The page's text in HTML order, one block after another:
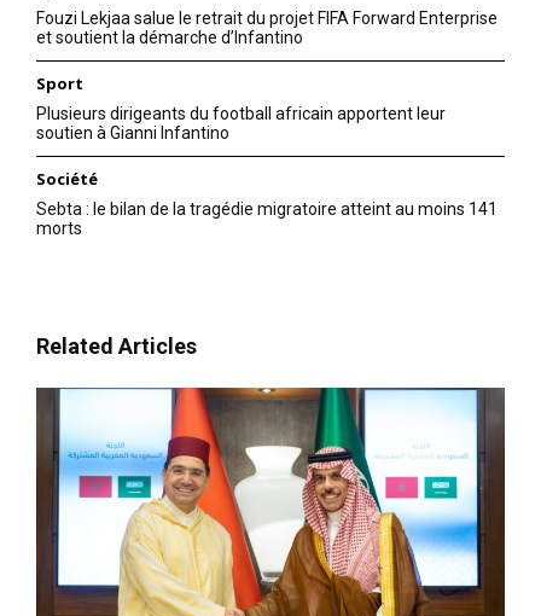
Fouzi Lekjaa salue le retrait du projet FIFA Forward Enterprise
et soutient la démarche d’Infantino
Sport
Plusieurs dirigeants du football africain apportent leur
soutien à Gianni Infantino
Société
Sebta : le bilan de la tragédie migratoire atteint au moins 141
morts
Related Articles